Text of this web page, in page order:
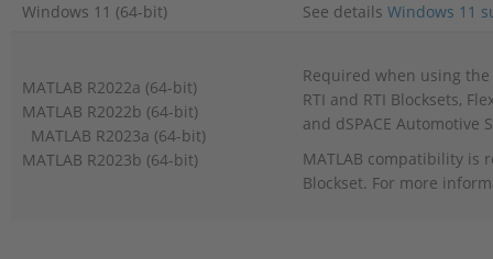
Windows 11 (64-bit)
See details Windows 11
MATLAB R2022a (64-bit)
MATLAB R2022b (64-bit)
MATLAB R2023a (64-bit)
MATLAB R2023b (64-bit)
Required when using the
RTI and RTI Blocksets,
and dSPACE Automotive
MATLAB compatibility is
Blockset. For more